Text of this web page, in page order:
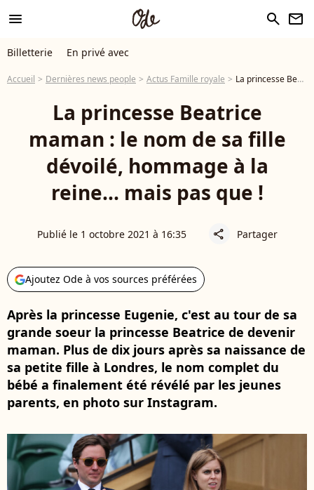
menu search newsletter
Billetterie En privé avec
Accueil Dernières news people Actus Famille royale La princesse Beatrice maman : le nom de sa fille dévoilé, hommage à la reine... mais pas que !
La princesse Beatrice
maman : le nom de sa fille
dévoilé, hommage à la
reine... mais pas que !
Publié le 1 octobre 2021 à 16:35 share Partager
Ajoutez Ode à vos sources préférées
Après la princesse Eugenie, c'est au tour de sa
grande soeur la princesse Beatrice de devenir
maman. Plus de dix jours après sa naissance de
sa petite fille à Londres, le nom complet du
bébé a finalement été révélé par les jeunes
parents, en photo sur Instagram.